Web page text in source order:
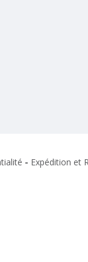
- Expédition et